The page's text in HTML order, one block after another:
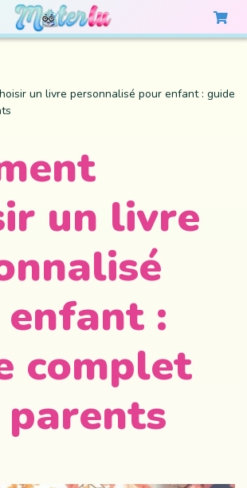
un livre personnalisé pour enfant : guide
un livre
:
complet